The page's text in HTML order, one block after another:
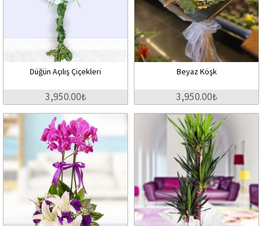
Düğün Açılış Çiçekleri
3,950.00₺
Beyaz Köşk
3,950.00₺